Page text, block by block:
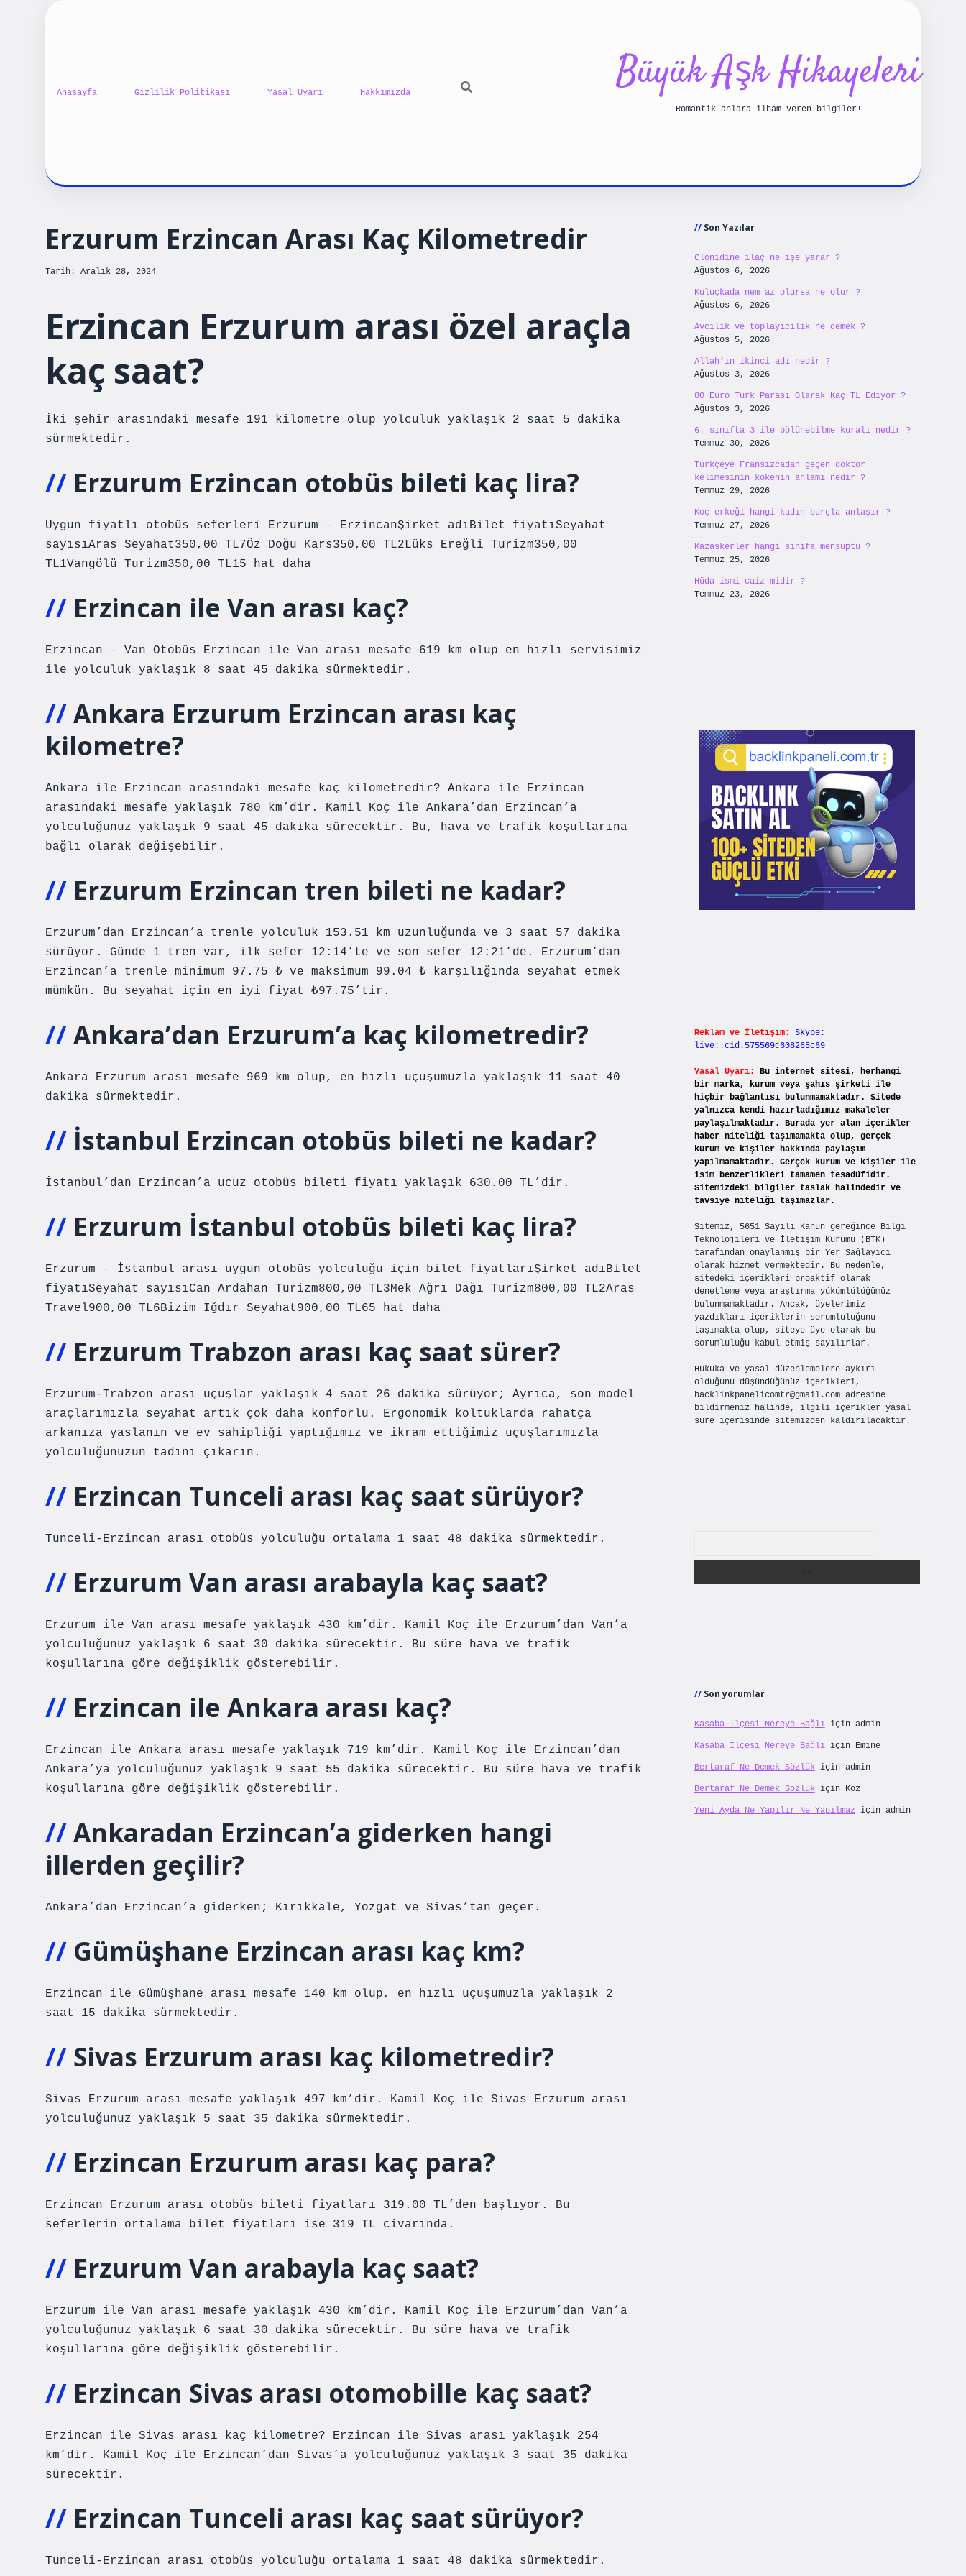
Anasayfa Gizlilik Politikası Yasal Uyarı Hakkımızda Büyük Aşk Hikayeleri
Romantik anlara ilham veren bilgiler!
Erzurum Erzincan Arası Kaç Kilometredir
Tarih: Aralık 28, 2024
Erzincan Erzurum arası özel araçla
kaç saat?
İki şehir arasındaki mesafe 191 kilometre olup yolculuk yaklaşık 2 saat 5 dakika
sürmektedir.
Erzurum Erzincan otobüs bileti kaç lira?
Uygun fiyatlı otobüs seferleri Erzurum – ErzincanŞirket adıBilet fiyatıSeyahat
sayısıAras Seyahat350,00 TL7Öz Doğu Kars350,00 TL2Lüks Ereğli Turizm350,00
TL1Vangölü Turizm350,00 TL15 hat daha
Erzincan ile Van arası kaç?
Erzincan – Van Otobüs Erzincan ile Van arası mesafe 619 km olup en hızlı servisimiz
ile yolculuk yaklaşık 8 saat 45 dakika sürmektedir.
Ankara Erzurum Erzincan arası kaç
kilometre?
Ankara ile Erzincan arasındaki mesafe kaç kilometredir? Ankara ile Erzincan
arasındaki mesafe yaklaşık 780 km’dir. Kamil Koç ile Ankara’dan Erzincan’a
yolculuğunuz yaklaşık 9 saat 45 dakika sürecektir. Bu, hava ve trafik koşullarına
bağlı olarak değişebilir.
Erzurum Erzincan tren bileti ne kadar?
Erzurum’dan Erzincan’a trenle yolculuk 153.51 km uzunluğunda ve 3 saat 57 dakika
sürüyor. Günde 1 tren var, ilk sefer 12:14’te ve son sefer 12:21’de. Erzurum’dan
Erzincan’a trenle minimum 97.75 ₺ ve maksimum 99.04 ₺ karşılığında seyahat etmek
mümkün. Bu seyahat için en iyi fiyat ₺97.75’tir.
Ankara’dan Erzurum’a kaç kilometredir?
Ankara Erzurum arası mesafe 969 km olup, en hızlı uçuşumuzla yaklaşık 11 saat 40
dakika sürmektedir.
İstanbul Erzincan otobüs bileti ne kadar?
İstanbul’dan Erzincan’a ucuz otobüs bileti fiyatı yaklaşık 630.00 TL’dir.
Erzurum İstanbul otobüs bileti kaç lira?
Erzurum – İstanbul arası uygun otobüs yolculuğu için bilet fiyatlarıŞirket adıBilet
fiyatıSeyahat sayısıCan Ardahan Turizm800,00 TL3Mek Ağrı Dağı Turizm800,00 TL2Aras
Travel900,00 TL6Bizim Iğdır Seyahat900,00 TL65 hat daha
Erzurum Trabzon arası kaç saat sürer?
Erzurum-Trabzon arası uçuşlar yaklaşık 4 saat 26 dakika sürüyor; Ayrıca, son model
araçlarımızla seyahat artık çok daha konforlu. Ergonomik koltuklarda rahatça
arkanıza yaslanın ve ev sahipliği yaptığımız ve ikram ettiğimiz uçuşlarımızla
yolculuğunuzun tadını çıkarın.
Erzincan Tunceli arası kaç saat sürüyor?
Tunceli-Erzincan arası otobüs yolculuğu ortalama 1 saat 48 dakika sürmektedir.
Erzurum Van arası arabayla kaç saat?
Erzurum ile Van arası mesafe yaklaşık 430 km’dir. Kamil Koç ile Erzurum’dan Van’a
yolculuğunuz yaklaşık 6 saat 30 dakika sürecektir. Bu süre hava ve trafik
koşullarına göre değişiklik gösterebilir.
Erzincan ile Ankara arası kaç?
Erzincan ile Ankara arası mesafe yaklaşık 719 km’dir. Kamil Koç ile Erzincan’dan
Ankara’ya yolculuğunuz yaklaşık 9 saat 55 dakika sürecektir. Bu süre hava ve trafik
koşullarına göre değişiklik gösterebilir.
Ankaradan Erzincan’a giderken hangi
illerden geçilir?
Ankara’dan Erzincan’a giderken; Kırıkkale, Yozgat ve Sivas’tan geçer.
Gümüşhane Erzincan arası kaç km?
Erzincan ile Gümüşhane arası mesafe 140 km olup, en hızlı uçuşumuzla yaklaşık 2
saat 15 dakika sürmektedir.
Sivas Erzurum arası kaç kilometredir?
Sivas Erzurum arası mesafe yaklaşık 497 km’dir. Kamil Koç ile Sivas Erzurum arası
yolculuğunuz yaklaşık 5 saat 35 dakika sürmektedir.
Erzincan Erzurum arası kaç para?
Erzincan Erzurum arası otobüs bileti fiyatları 319.00 TL’den başlıyor. Bu
seferlerin ortalama bilet fiyatları ise 319 TL civarında.
Erzurum Van arabayla kaç saat?
Erzurum ile Van arası mesafe yaklaşık 430 km’dir. Kamil Koç ile Erzurum’dan Van’a
yolculuğunuz yaklaşık 6 saat 30 dakika sürecektir. Bu süre hava ve trafik
koşullarına göre değişiklik gösterebilir.
Erzincan Sivas arası otomobille kaç saat?
Erzincan ile Sivas arası kaç kilometre? Erzincan ile Sivas arası yaklaşık 254
km’dir. Kamil Koç ile Erzincan’dan Sivas’a yolculuğunuz yaklaşık 3 saat 35 dakika
sürecektir.
Erzincan Tunceli arası kaç saat sürüyor?
Tunceli-Erzincan arası otobüs yolculuğu ortalama 1 saat 48 dakika sürmektedir.
Son Yazılar
Clonidine ilaç ne işe yarar ?
Ağustos 6, 2026
Kuluçkada nem az olursa ne olur ?
Ağustos 6, 2026
Avcılık ve toplayicilik ne demek ?
Ağustos 5, 2026
Allah’ın ikinci adı nedir ?
Ağustos 3, 2026
80 Euro Türk Parası Olarak Kaç TL Ediyor ?
Ağustos 3, 2026
6. sınıfta 3 ile bölünebilme kuralı nedir ?
Temmuz 30, 2026
Türkçeye Fransızcadan geçen doktor
kelimesinin kökenin anlamı nedir ?
Temmuz 29, 2026
Koç erkeği hangi kadın burçla anlaşır ?
Temmuz 27, 2026
Kazaskerler hangi sınıfa mensuptu ?
Temmuz 25, 2026
Hüda ismi caiz midir ?
Temmuz 23, 2026
Reklam ve İletişim:
Skype:
live:.cid.575569c608265c69
Yasal Uyarı:
Bu internet sitesi, herhangi
bir marka, kurum veya şahıs şirketi ile
hiçbir bağlantısı bulunmamaktadır. Sitede
yalnızca kendi hazırladığımız makaleler
paylaşılmaktadır. Burada yer alan içerikler
haber niteliği taşımamakta olup, gerçek
kurum ve kişiler hakkında paylaşım
yapılmamaktadır. Gerçek kurum ve kişiler ile
isim benzerlikleri tamamen tesadüfidir.
Sitemizdeki bilgiler taslak halindedir ve
tavsiye niteliği taşımazlar.
Sitemiz, 5651 Sayılı Kanun gereğince Bilgi
Teknolojileri ve İletişim Kurumu (BTK)
tarafından onaylanmış bir Yer Sağlayıcı
olarak hizmet vermektedir. Bu nedenle,
sitedeki içerikleri proaktif olarak
denetleme veya araştırma yükümlülüğümüz
bulunmamaktadır. Ancak, üyelerimiz
yazdıkları içeriklerin sorumluluğunu
taşımakta olup, siteye üye olarak bu
sorumluluğu kabul etmiş sayılırlar.
Hukuka ve yasal düzenlemelere aykırı
olduğunu düşündüğünüz içerikleri,
backlinkpanelicomtr@gmail.comadresine
bildirmeniz halinde, ilgili içerikler yasal
süre içerisinde sitemizden kaldırılacaktır.
Son yorumlar
Kasaba Ilçesi Nereye Bağlıiçin admin
Kasaba Ilçesi Nereye Bağlıiçin Emine
Bertaraf Ne Demek Sözlükiçin admin
Bertaraf Ne Demek Sözlükiçin Köz
Yeni Ayda Ne Yapılır Ne Yapılmaziçin admin